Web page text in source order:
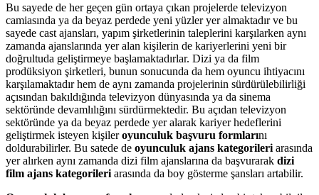
Bu sayede de her geçen gün ortaya çıkan projelerde televizyon
camiasında ya da beyaz perdede yeni yüzler yer almaktadır ve bu
sayede cast ajansları, yapım şirketlerinin taleplerini karşılarken aynı
zamanda ajanslarında yer alan kişilerin de kariyerlerini yeni bir
doğrultuda geliştirmeye başlamaktadırlar. Dizi ya da film
prodüksiyon şirketleri, bunun sonucunda da hem oyuncu ihtiyacını
karşılamaktadır hem de aynı zamanda projelerinin sürdürülebilirliği
açısından bakıldığında televizyon dünyasında ya da sinema
sektöründe devamlılığını sürdürmektedir. Bu açıdan televizyon
sektöründe ya da beyaz perdede yer alarak kariyer hedeflerini
geliştirmek isteyen kişileroyunculuk başvuru formlarını
doldurabilirler. Bu satede de oyunculuk ajans kategorileri arasında
yer alırken aynı zamanda dizi film ajanslarına da başvurarak dizi
film ajans kategorileri arasında da boy gösterme şansları artabilir.